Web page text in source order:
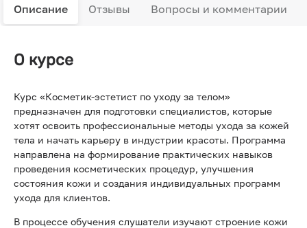
Описание Отзывы Вопросы и комментарии
О курсе
Курс «Косметик-эстетист по уходу за телом»
предназначен для подготовки специалистов, которые
хотят освоить профессиональные методы ухода за кожей
тела и начать карьеру в индустрии красоты. Программа
направлена на формирование практических навыков
проведения косметических процедур, улучшения
состояния кожи и создания индивидуальных программ
ухода для клиентов.
В процессе обучения слушатели изучают строение кожи